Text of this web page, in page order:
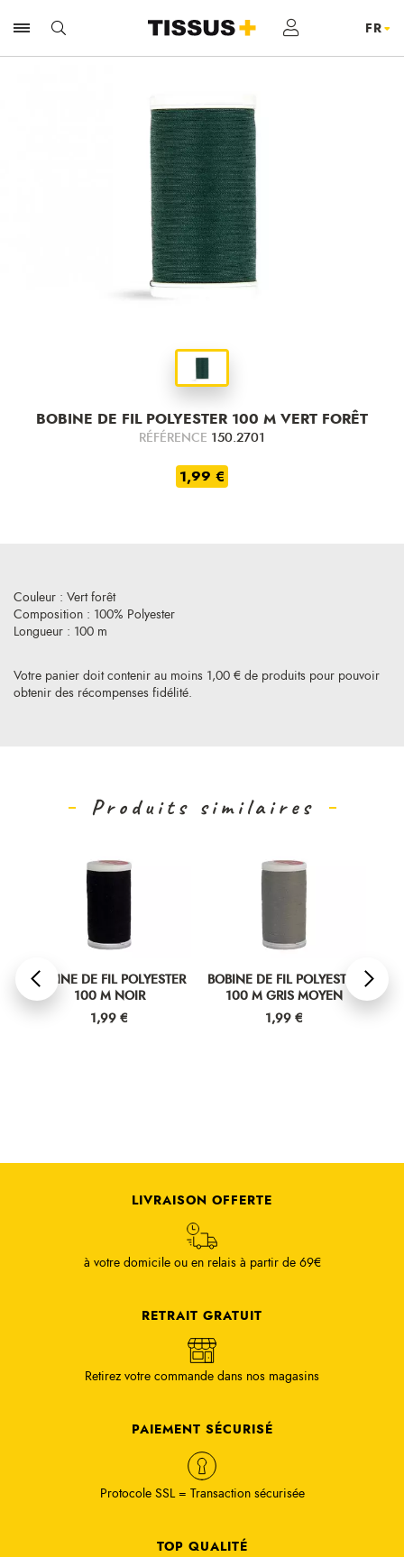
BOBINE DE FIL POLYESTER 100 M VERT FORÊT
RÉFÉRENCE 150.2701
1,99 €
Votre panier doit contenir au moins 1,00 € de produits pour pouvoir
obtenir des récompenses fidélité.
Couleur : Vert forêt
Composition : 100% Polyester
Longueur : 100 m
Produits similaires
BOBINE DE FIL POLYESTER
100 M NOIR
Prix
1,99 €
BOBINE DE FIL POLYESTER
100 M GRIS MOYEN
Prix
1,99 €
LIVRAISON OFFERTE
à votre domicile ou en relais à partir de 69€
RETRAIT GRATUIT
Retirez votre commande dans nos magasins
PAIEMENT SÉCURISÉ
Protocole SSL = Transaction sécurisée
TOP QUALITÉ